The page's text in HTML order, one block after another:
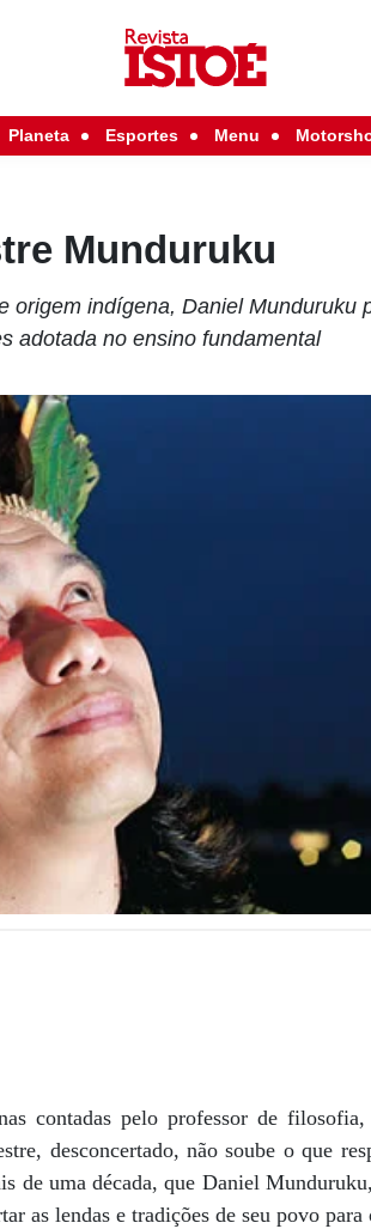
Planeta Esportes Menu
Munduruku
origem indígena, Daniel Munduruku
adotada no ensino fundamental
contadas pelo professor de
desconcertado, não soube o que
de uma década, que Daniel
as lendas e tradições de seu povo para